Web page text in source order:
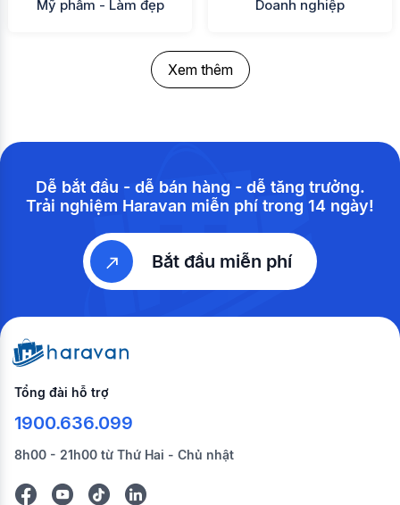
Mỹ phẩm - Làm đẹp Doanh nghiệp
Xem thêm
Dễ bắt đầu - dễ bán hàng - dễ tăng trưởng.
Trải nghiệm Haravan miễn phí trong 14 ngày!
Bắt đầu miễn phí
Tổng đài hỗ trợ
1900.636.099
8h00 - 21h00 từ Thứ Hai - Chủ nhật